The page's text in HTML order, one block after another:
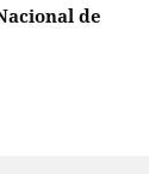
de
descubre